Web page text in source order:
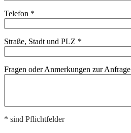
Telefon *
Straße, Stadt und PLZ *
Bitte lasse dieses Feld leer.
Fragen oder Anmerkungen zur Anfrage
* sind Pflichtfelder